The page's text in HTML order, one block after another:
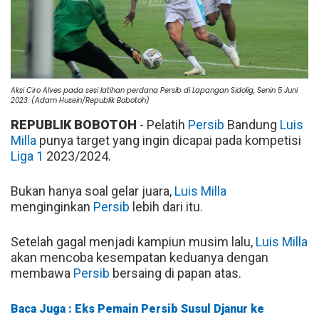
Aksi Ciro Alves pada sesi latihan perdana Persib di Lapangan Sidolig, Senin 5 Juni
2023. (Adam Husein/Republik Bobotoh)
REPUBLIK BOBOTOH - Pelatih Persib Bandung Luis
Milla punya target yang ingin dicapai pada kompetisi
Liga 1 2023/2024.
Bukan hanya soal gelar juara, Luis Milla
menginginkan Persib lebih dari itu.
Setelah gagal menjadi kampiun musim lalu, Luis Milla
akan mencoba kesempatan keduanya dengan
membawa Persib bersaing di papan atas.
Baca Juga : Eks Pemain Persib Susul Djanur ke